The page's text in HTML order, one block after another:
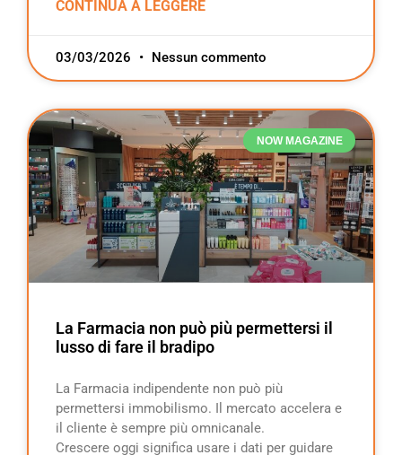
CONTINUA A LEGGERE
03/03/2026 Nessun commento
NOW MAGAZINE
La Farmacia non può più permettersi il
lusso di fare il bradipo
La Farmacia indipendente non può più
permettersi immobilismo. Il mercato accelera e
il cliente è sempre più omnicanale.
Crescere oggi significa usare i dati per guidare